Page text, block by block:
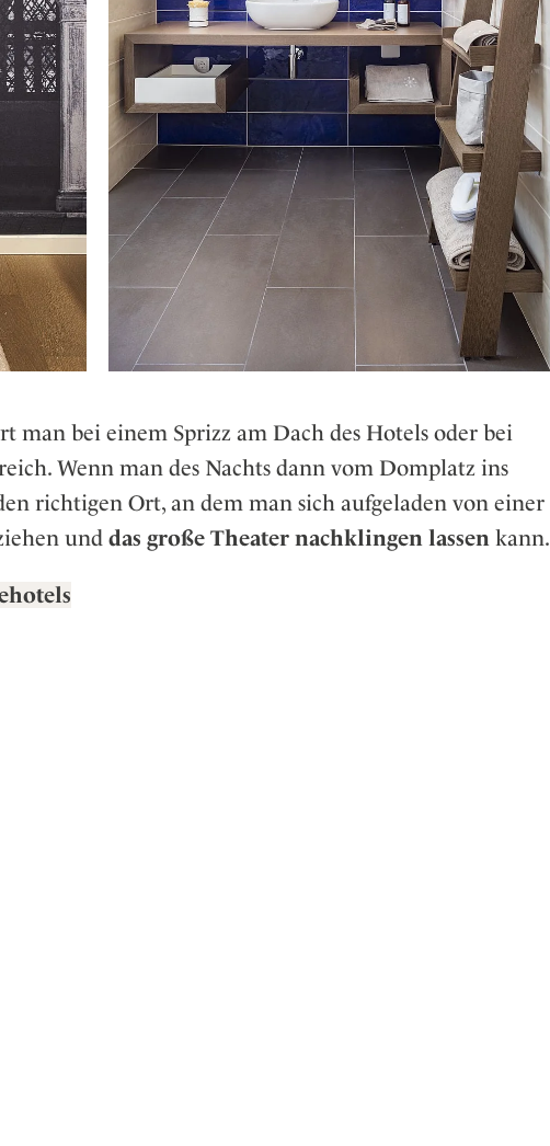
man bei einem Sprizz am Dach des Hotels oder bei
Wenn man des Nachts dann vom Domplatz ins
richtigen Ort, an dem man sich aufgeladen von einer
und das große Theater nachklingen lassen kann.